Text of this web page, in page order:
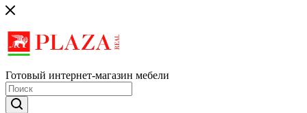
Готовый интернет-магазин мебели